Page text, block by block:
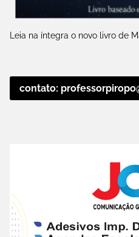
Leia na íntegra o novo livro de
contato: